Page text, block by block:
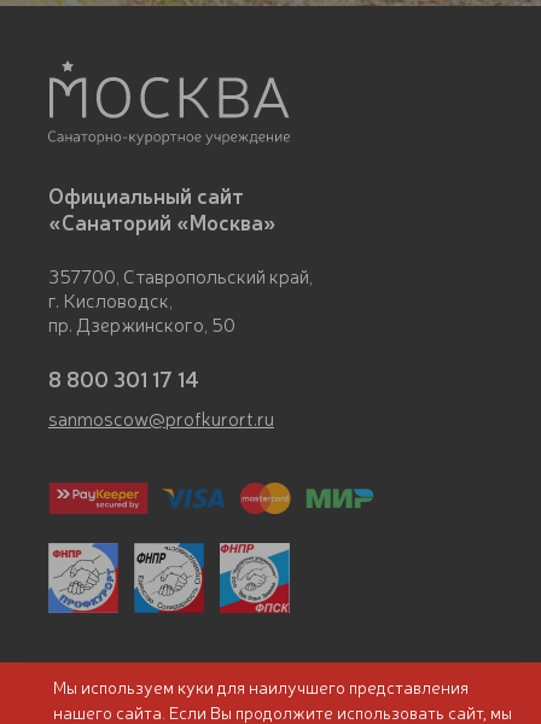
Официальный сайт
«Санаторий «Москва»
357700, Ставропольский край,
г. Кисловодск,
пр. Дзержинского, 50
8 800 301 17 14
sanmoscow@profkurort.ru
Сведения о лицензии
Мы используем куки для наилучшего представления
нашего сайта. Если Вы продолжите использовать сайт, мы